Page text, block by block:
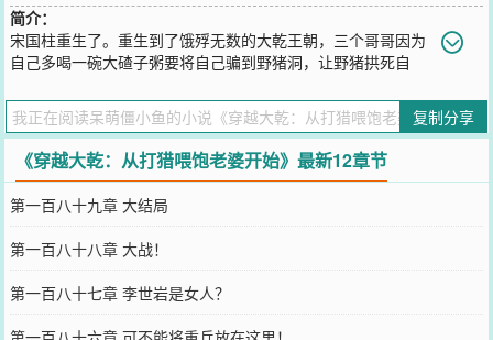
简介：
宋国柱重生了。重生到了饿殍无数的大乾王朝，三个哥哥因为
自己多喝一碗大碴子粥要将自己骗到野猪洞，让野猪拱死自
寡一生。”“B.解开上来的绳子，送三位哥哥去西天，你将获得逍遥御兽
系统，继承家里的大瓦房、睡着三个哥哥亲手打造的大床，带着三个
嫂嫂，过上逍遥快活、顿顿有肉吃的幸福日子。”BBB....老子选B！！
您要是觉得《穿越大乾：从打猎喂饱老婆开始》还不错的话请不要忘
记向您QQ群和微博微信里的朋友推荐哦！
复制分享
《穿越大乾：从打猎喂饱老婆开始》最新12章节
第一百八十九章 大结局
第一百八十八章 大战！
第一百八十七章 李世岩是女人？